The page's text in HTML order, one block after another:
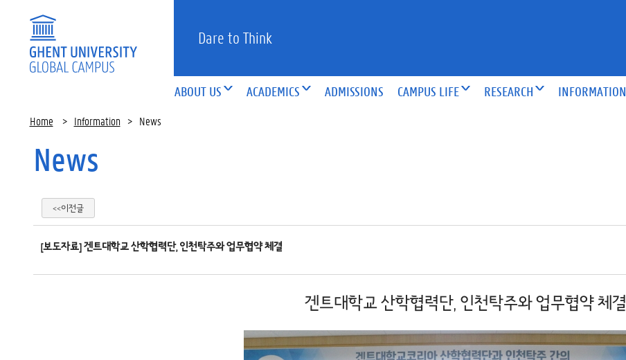
Dare to Think
ABOUT US ACADEMICS ADMISSIONS CAMPUS LIFE RESEARCH INFORMATION
Home > Information > News
News
<<이전글
[보도자료] 겐트대학교 산학협력단, 인천탁주와 업무협약 체결
겐트대학교 산학협력단, 인천탁주와 업무협약 체결